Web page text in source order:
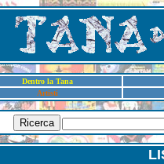
Dentro la Tana
Artisti
Ricerca